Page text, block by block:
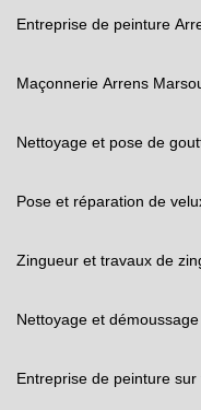
Entreprise de peinture
Maçonnerie Arrens
Nettoyage et pose de
Pose et réparation de
Zingueur et travaux de
Nettoyage et
Entreprise de peinture